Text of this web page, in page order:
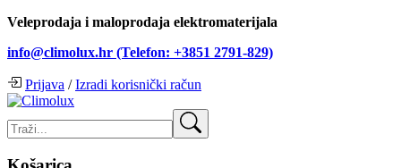
Veleprodaja i maloprodaja elektromaterijala
info@climolux.hr (Telefon: +3851 2791-829)
Prijava /Izradi korisnički račun